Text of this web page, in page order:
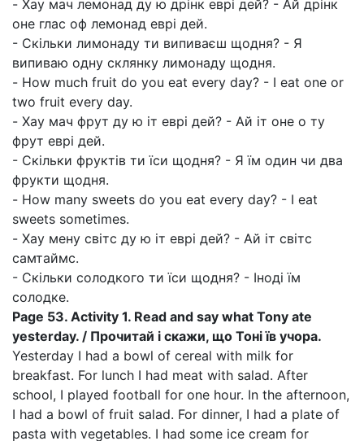
- Хау мач лемонад ду ю дрінк еврі дей? - Ай дрінк
оне глас оф лемонад еврі дей.
- Скільки лимонаду ти випиваєш щодня? - Я
випиваю одну склянку лимонаду щодня.
- How much fruit do you eat every day? - I eat one or
two fruit every day.
- Хау мач фрут ду ю іт еврі дей? - Ай іт оне о ту
фрут еврі дей.
- Скільки фруктів ти їси щодня? - Я їм один чи два
фрукти щодня.
- How many sweets do you eat every day? - I eat
sweets sometimes.
- Хау мену світс ду ю іт еврі дей? - Ай іт світс
самтаймс.
- Скільки солодкого ти їси щодня? - Іноді їм
солодке.
Page 53. Activity 1. Read and say what Tony ate
yesterday. / Прочитай і скажи, що Тоні їв учора.
Yesterday I had a bowl of cereal with milk for
breakfast. For lunch I had meat with salad. After
school, I played football for one hour. In the afternoon,
I had a bowl of fruit salad. For dinner, I had a plate of
pasta with vegetables. I had some ice cream for